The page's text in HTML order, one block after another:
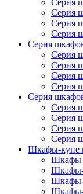
Серия
Серия
Серия
Серия
Серия
Серия
Серия
Серия
Серия
Серия
Серия
Серия
Серия
Серия
Шкафы-купе
Шкафы-
Шкафы-
Шкафы-
Шкафы-